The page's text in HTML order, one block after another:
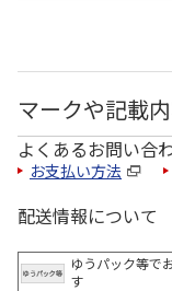
マークや記載
よくあるお問い合
お支払い方法
配送情報について
ゆうパック等で
す